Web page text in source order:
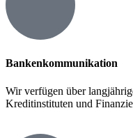
Bankenkommunikation
Wir verfügen über
Kreditinstituten und